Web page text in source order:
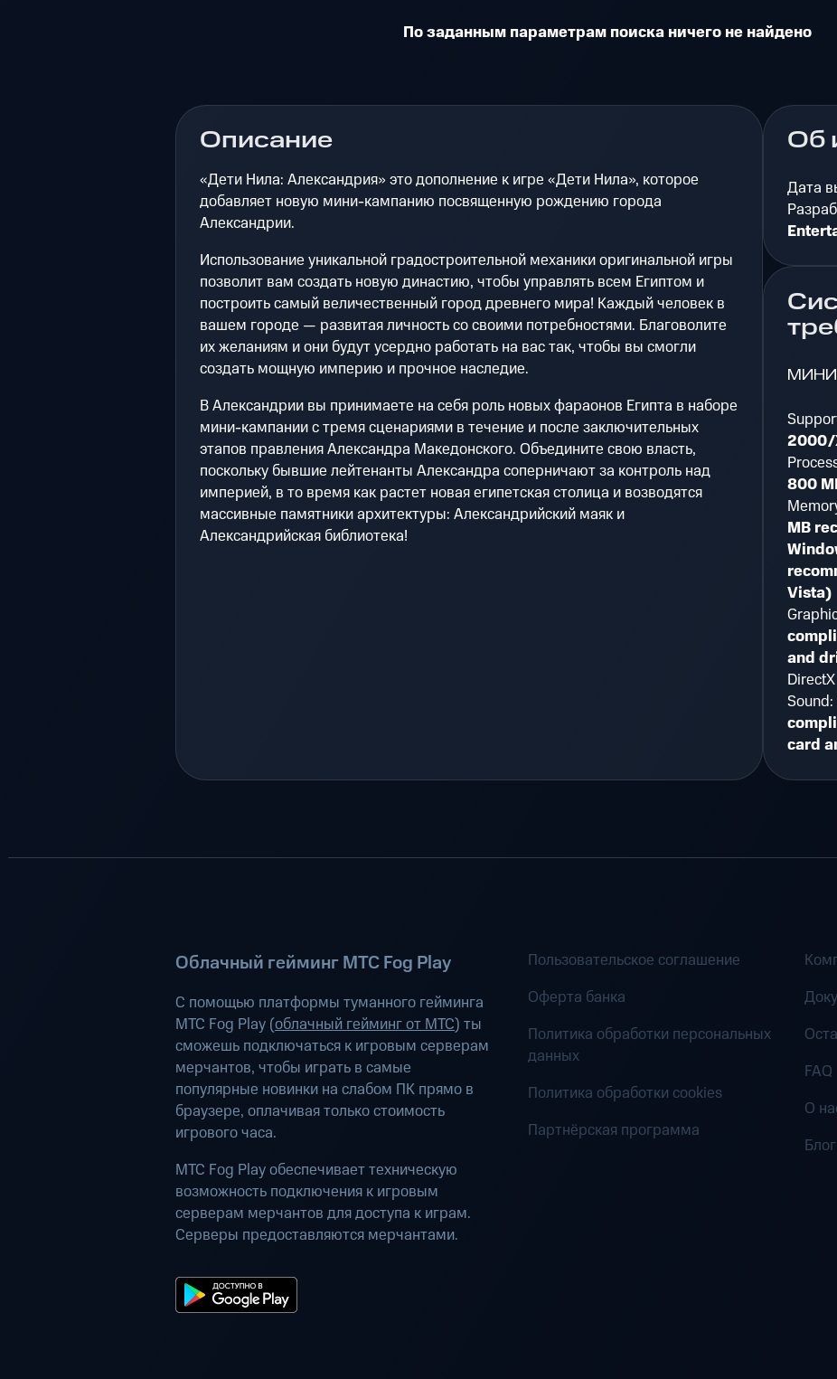
По заданным параметрам поиска ничего не найдено
Описание
«Дети Нила: Александрия» это дополнение к игре «Дети Нила», которое
добавляет новую мини-кампанию посвященную рождению города
Александрии.
Использование уникальной градостроительной механики оригинальной игры
позволит вам создать новую династию, чтобы управлять всем Египтом и
построить самый величественный город древнего мира! Каждый человек в
вашем городе — развитая личность со своими потребностями. Благоволите
их желаниям и они будут усердно работать на вас так, чтобы вы смогли
создать мощную империю и прочное наследие.
В Александрии вы принимаете на себя роль новых фараонов Египта в наборе
мини-кампании с тремя сценариями в течение и после заключительных
этапов правления Александра Македонского. Объедините свою власть,
поскольку бывшие лейтенанты Александра соперничают за контроль над
империей, в то время как растет новая египетская столица и возводятся
массивные памятники архитектуры: Александрийский маяк и
Александрийская библиотека!
Об
Дата
2000/
800
MB
Vista)
and
Sound:
card
Облачный гейминг МТС Fog Play
С помощью платформы туманного гейминга
МТС Fog Play (облачный гейминг от МТС) ты
сможешь подключаться к игровым серверам
мерчантов, чтобы играть в самые
популярные новинки на слабом ПК прямо в
браузере, оплачивая только стоимость
игрового часа.
МТС Fog Play обеспечивает техническую
возможность подключения к игровым
серверам мерчантов для доступа к играм.
Серверы предоставляются мерчантами.
Пользовательское соглашение
Оферта банка
Политика обработки персональных
данных
Политика обработки cookies
Партнёрская программа
FAQ
О
Блог